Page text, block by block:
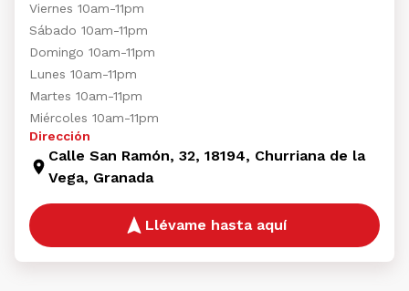
Viernes 10am-11pm
Sábado 10am-11pm
Domingo 10am-11pm
Lunes 10am-11pm
Martes 10am-11pm
Miércoles 10am-11pm
Dirección
Calle San Ramón, 32, 18194, Churriana de la
Vega, Granada
Llévame hasta aquí